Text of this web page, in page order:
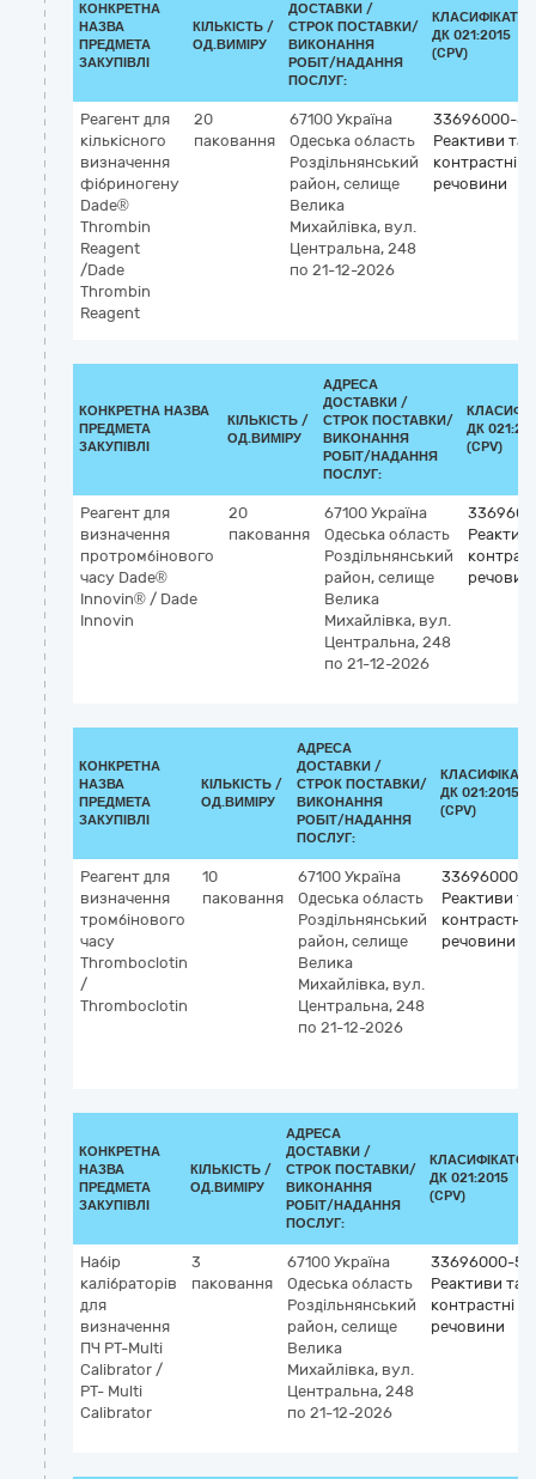
КОНКРЕТНА
НАЗВА
ПРЕДМЕТА
ЗАКУПІВЛІ
КІЛЬКІСТЬ /
ОД.ВИМІРУ
ДОСТАВКИ /
СТРОК ПОСТАВКИ/
ВИКОНАННЯ
РОБІТ/НАДАННЯ
ПОСЛУГ:
КЛАСИФІКАТОР
ДК 021:2015
(CPV)
Реагент для
кількісного
визначення
фібриногену
Dade®
Thrombin
Reagent
/Dade
Thrombin
Reagent
20
паковання
67100 Україна
Одеська область
Роздільнянський
район, селище
Велика
Михайлівка, вул.
Центральна, 248
по 21-12-2026
33696000-5
Реактиви та
контрастні
речовини
КОНКРЕТНА НАЗВА
ПРЕДМЕТА
ЗАКУПІВЛІ
КІЛЬКІСТЬ /
ОД.ВИМІРУ
АДРЕСА
ДОСТАВКИ /
СТРОК ПОСТАВКИ/
ВИКОНАННЯ
РОБІТ/НАДАННЯ
ПОСЛУГ:
ДК
(CPV)
Реагент для
визначення
протромбінового
часу Dade®
Innovin® / Dade
Innovin
20
паковання
67100 Україна
Одеська область
Роздільнянський
район, селище
Велика
Михайлівка, вул.
Центральна, 248
по 21-12-2026
КОНКРЕТНА
НАЗВА
ПРЕДМЕТА
ЗАКУПІВЛІ
КІЛЬКІСТЬ /
ОД.ВИМІРУ
АДРЕСА
ДОСТАВКИ /
СТРОК ПОСТАВКИ/
ВИКОНАННЯ
РОБІТ/НАДАННЯ
ПОСЛУГ:
ДК 021:2015
(CPV)
Реагент для
визначення
тромбінового
часу
Thromboclotin
/
Thromboclotin
10
паковання
67100 Україна
Одеська область
Роздільнянський
район, селище
Велика
Михайлівка, вул.
Центральна, 248
по 21-12-2026
33696000-5
Реактиви та
контрастні
речовини
КОНКРЕТНА
НАЗВА
ПРЕДМЕТА
ЗАКУПІВЛІ
КІЛЬКІСТЬ /
ОД.ВИМІРУ
АДРЕСА
ДОСТАВКИ /
СТРОК ПОСТАВКИ/
ВИКОНАННЯ
РОБІТ/НАДАННЯ
ПОСЛУГ:
КЛАСИФІКАТОР
ДК 021:2015
(CPV)
Набір
калібраторів
для
визначення
ПЧ PT-Multi
Calibrator /
PT- Multi
Calibrator
3
паковання
67100 Україна
Одеська область
Роздільнянський
район, селище
Велика
Михайлівка, вул.
Центральна, 248
по 21-12-2026
33696000-5
Реактиви та
контрастні
речовини